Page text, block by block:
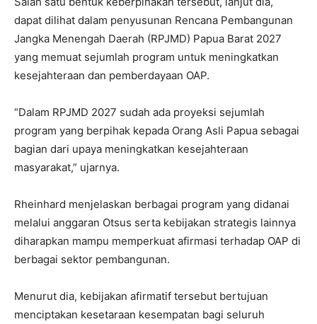
dapat dilihat dalam penyusunan Rencana Pembangunan
Jangka Menengah Daerah (RPJMD) Papua Barat 2027
yang memuat sejumlah program untuk meningkatkan
kesejahteraan dan pemberdayaan OAP.
“Dalam RPJMD 2027 sudah ada proyeksi sejumlah
program yang berpihak kepada Orang Asli Papua sebagai
bagian dari upaya meningkatkan kesejahteraan
masyarakat,” ujarnya.
Rheinhard menjelaskan berbagai program yang didanai
melalui anggaran Otsus serta kebijakan strategis lainnya
diharapkan mampu memperkuat afirmasi terhadap OAP di
berbagai sektor pembangunan.
Menurut dia, kebijakan afirmatif tersebut bertujuan
menciptakan kesetaraan kesempatan bagi seluruh